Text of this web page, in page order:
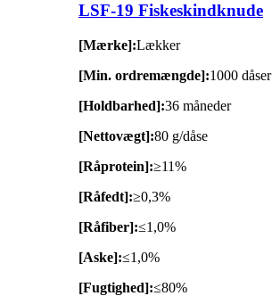
LSF-19 Fiskeskindknude
[Mærke]:Lækker
[Min. ordremængde]:1000 dåser
[Holdbarhed]:36 måneder
[Nettovægt]:80 g/dåse
[Råprotein]:≥11%
[Råfedt]:≥0,3%
[Råfiber]:≤1,0%
[Aske]:≤1,0%
[Fugtighed]:≤80%